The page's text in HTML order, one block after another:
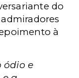
do
à
ódio e